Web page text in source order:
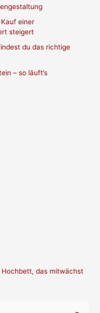
einer
steigert
du das richtige
– so läuft’s
Hochbett, das mitwächst